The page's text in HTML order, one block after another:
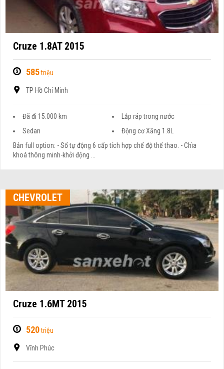
Cruze 1.8AT 2015
585triệu
TP Hồ Chí Minh
Đã đi 15.000 km
Lắp ráp trong nước
Sedan
Động cơ Xăng 1.8L
Bản full option: - Số tự động 6 cấp tích hợp chế độ thể thao. - Chìa
khoá thông minh-khởi động ...
CHEVROLET
Cruze 1.6MT 2015
520triệu
Vĩnh Phúc